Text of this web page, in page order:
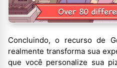
Concluindo, o recurso de
realmente transforma sua
que você personalize sua